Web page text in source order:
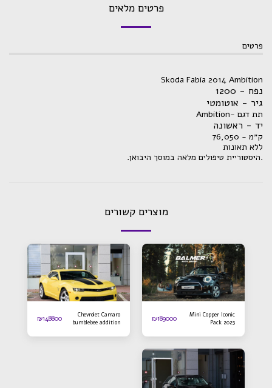
פרטים מלאים
פרטים
Skoda Fabia 2014 Ambition
נפח - 1200
גיר - אוטומטי
תת דגם -Ambition
יד - ראשונה
ק״מ - 76,050
ללא תאונות
.היסטוריית טיפולים מלאה במוסך היבואן.
מוצרים קשורים
Mini Copper Iconic
Pack 2023
₪189000
Chevrolet Camaro
bumblebee addition
₪148800